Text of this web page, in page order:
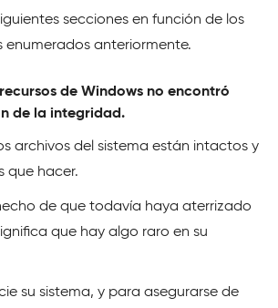
secciones en función de los
enumerados anteriormente.
de Windows no encontró
de la integridad.
archivos del sistema están intactos y
que hacer.
de que todavía haya aterrizado
que hay algo raro en su
su sistema, y para asegurarse de